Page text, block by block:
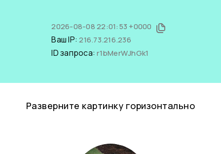
2026-08-08 22:01:53 +0000
Ваш IP:216.73.216.236
ID запроса:r1bMerWJhGk1
Разверните картинку горизонтально